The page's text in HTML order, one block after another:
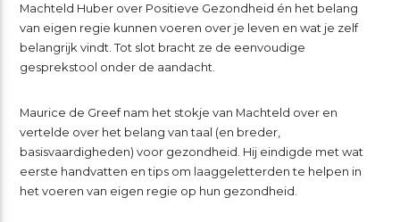
Machteld Huber over Positieve Gezondheid én het belang
van eigen regie kunnen voeren over je leven en wat je zelf
belangrijk vindt. Tot slot bracht ze de eenvoudige
gesprekstool onder de aandacht.
Maurice de Greef nam het stokje van Machteld over en
vertelde over het belang van taal (en breder,
basisvaardigheden) voor gezondheid. Hij eindigde met wat
eerste handvatten en tips om laaggeletterden te helpen in
het voeren van eigen regie op hun gezondheid.